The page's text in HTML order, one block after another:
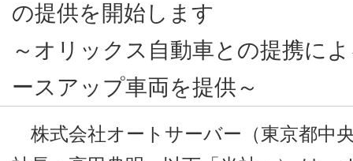
の提供を開始します
～オリックス自動車との提携に
ースアップ車両を提供～
株式会社オートサーバー（東京都中